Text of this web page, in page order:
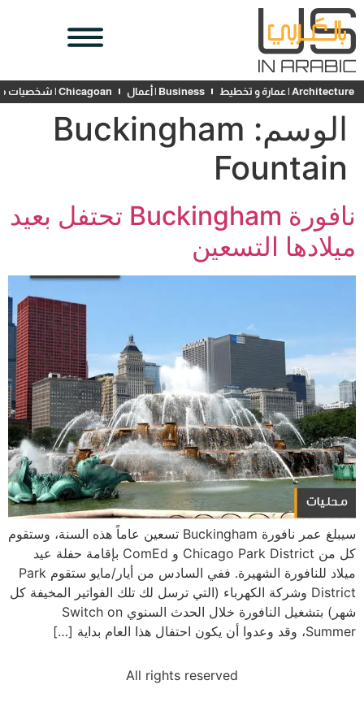
Architecture | عمارة و تخطيط Business | أعمال Chicagoan | شخصيات محلية
الوسم: Buckingham
Fountain
نافورة Buckingham تحتفل بعيد
ميلادها التسعين
سيبلغ عمر نافورة Buckingham تسعين عاماً هذه السنة، وستقوم
كل من Chicago Park District و ComEd بإقامة حفلة عيد
ميلاد للنافورة الشهيرة. ففي السادس من أيار/مايو ستقوم Park
District وشركة الكهرباء (التي ترسل لك تلك الفواتير المخيفة كل
شهر) بتشغيل النافورة خلال الحدث السنوي Switch on
Summer، وقد وعدوا أن يكون احتفال هذا العام بداية […]
All rights reserved